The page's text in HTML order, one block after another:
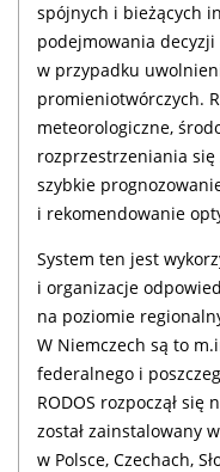
spójnych i bieżących
podejmowania
w przypadku
promieniotwórczych.
meteorologiczne,
rozprzestrzeniania się
szybkie
i rekomendowanie
System ten jest
i organizacje
na poziomie
W Niemczech są to
federalnego i
RODOS rozpoczął
został zainstalowany
w Polsce, Czechach,